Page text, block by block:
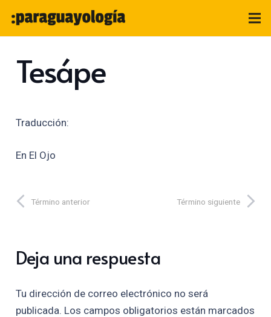
Tesápe
Traducción:
En El Ojo
Término anterior Término siguiente
Deja una respuesta
Tu dirección de correo electrónico no será
publicada. Los campos obligatorios están marcados